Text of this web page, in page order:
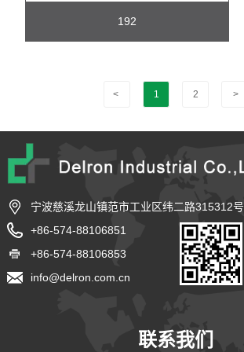
192
< 1 2 >
宁波慈溪龙山镇范市工业区纬二路315312号
+86-574-88106851
+86-574-88106853
info@delron.com.cn
联系我们